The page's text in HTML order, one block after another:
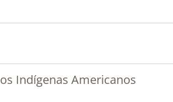
Indígenas Americanos